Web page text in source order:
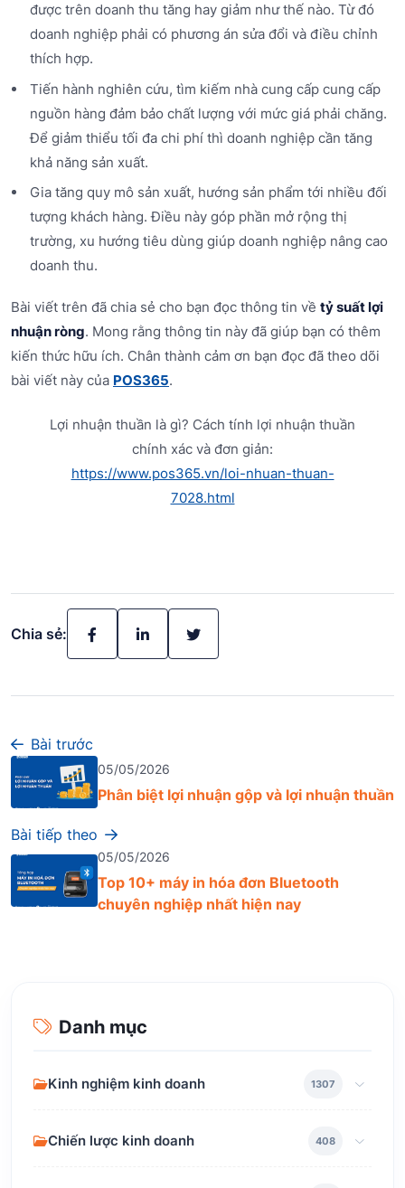
được trên doanh thu tăng hay giảm như thế nào. Từ đó
doanh nghiệp phải có phương án sửa đổi và điều chỉnh
thích hợp.
Tiến hành nghiên cứu, tìm kiếm nhà cung cấp cung cấp
nguồn hàng đảm bảo chất lượng với mức giá phải chăng.
Để giảm thiểu tối đa chi phí thì doanh nghiệp cần tăng
khả năng sản xuất.
Gia tăng quy mô sản xuất, hướng sản phẩm tới nhiều đối
tượng khách hàng. Điều này góp phần mở rộng thị
trường, xu hướng tiêu dùng giúp doanh nghiệp nâng cao
doanh thu.
Bài viết trên đã chia sẻ cho bạn đọc thông tin về tỷ suất lợi
nhuận ròng. Mong rằng thông tin này đã giúp bạn có thêm
kiến thức hữu ích. Chân thành cảm ơn bạn đọc đã theo dõi
bài viết này của POS365.
Lợi nhuận thuần là gì? Cách tính lợi nhuận thuần
chính xác và đơn giản:
https://www.pos365.vn/loi-nhuan-thuan-
7028.html
Chia sẻ:
Bài trước
05/05/2026
Phân biệt lợi nhuận gộp và lợi nhuận thuần
Bài tiếp theo
05/05/2026
Top 10+ máy in hóa đơn Bluetooth
chuyên nghiệp nhất hiện nay
Danh mục
Kinh nghiệm kinh doanh 1307
Chiến lược kinh doanh 408